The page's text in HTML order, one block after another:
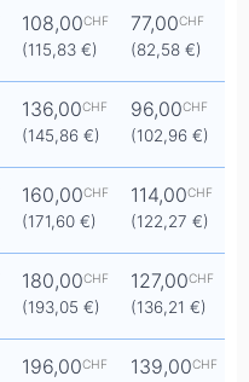
108,00CHF
(115,83 €)
77,00CHF
(82,58 €)
136,00CHF
(145,86 €)
96,00CHF
(102,96 €)
160,00CHF
(171,60 €)
114,00CHF
(122,27 €)
180,00CHF
(193,05 €)
127,00CHF
(136,21 €)
196,00CHF 139,00CHF